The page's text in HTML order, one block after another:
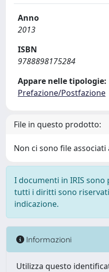
Anno
2013
ISBN
9788898175284
Appare nelle tipologie:
Prefazione/Postfazione
File in questo prodotto:
Non ci sono file
I documenti in IRIS
tutti i diritti sono
indicazione.
Informazioni
Utilizza questo